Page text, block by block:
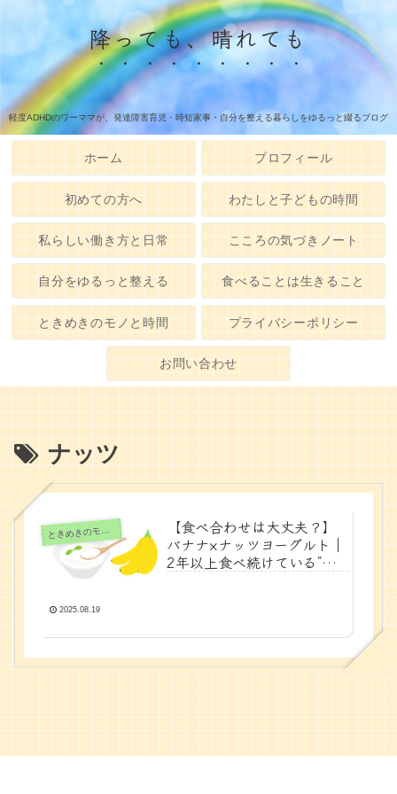
降っても、晴れても
軽度ADHDのワーママが、発達障害育児・時短家事・自分を整える暮らしをゆるっと綴るブログ
ホーム プロフィール
初めての方へ わたしと子どもの時間
私らしい働き方と日常 こころの気づきノート
自分をゆるっと整える 食べることは生きること
ときめきのモノと時間 プライバシーポリシー
お問い合わせ
ナッツ
ときめきのモノと時間
【食べ合わせは大丈夫？】
バナナ×ナッツヨーグルト｜
2年以上食べ続けている”と
2025.08.19